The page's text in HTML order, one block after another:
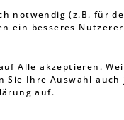
notwendig (z.B. für
ein besseres
Alle akzeptieren.
Ihre Auswahl
auf.